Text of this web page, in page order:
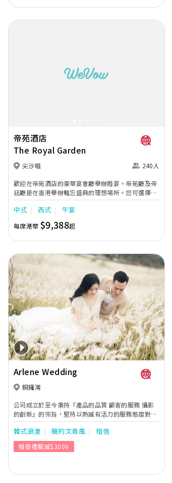
好的盛宴，留下永生難忘的回憶。
帝苑酒店
The Royal Garden
尖沙咀 240人
歡迎在帝苑酒店的豪華宴會廳舉辦婚宴。帝苑廳及帝
廷廳是在香港舉辦難忘盛典的理想場所。您可選擇中
式婚宴套餐、西式婚宴自助晚餐及西式婚宴自助午
餐。西式婚宴自助餐由40人起，中式婚宴由10席起，
您和賓客更可享有額外優惠，例如迎賓雜果賓治、鮮
忌廉蛋糕一個、鮮花餐桌佈置、酒店住宿、豪華轎車
連接送服務及囍帖。
中式 西式 午宴
每席港幣 $9,388起
Previous Next
Arlene Wedding
銅鑼灣
公司成立於至今秉持『產品的品質 顧客的服務 攝影
的創新』的宗旨，堅持以熱誠有活力的服務態度對每
一對客戶，同時攝影團隊也不斷開發不同特色的攝影
場地，呈現給客戶一張一張充滿回憶溫馨的畫面。默
默地做，仔細地做，用心地做，都是arlene工作團隊
的應有態度，攝影團隊，一向是默默地拍，每張照片
提供專業的規劃與諮詢，讓每位新人不用為婚禮憂
韓式浪漫 簡約文青風 租借
租借禮服減$3000